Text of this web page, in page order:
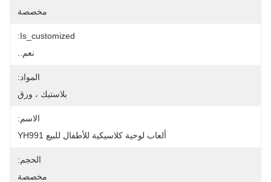
مخصصة
Is_customized:
نعم..
المواد:
بلاستيك ، ورق
الاسم:
ألعاب لوحية كلاسيكية للأطفال للبيع YH991
الحجم:
مخصصة